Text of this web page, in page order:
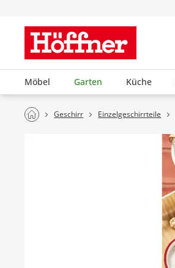
Möbel Garten Küche
Geschirr Einzelgeschirrteile